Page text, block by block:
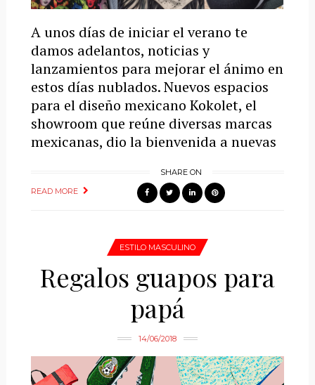
A unos días de iniciar el verano te
damos adelantos, noticias y
lanzamientos para mejorar el ánimo en
estos días nublados. Nuevos espacios
para el diseño mexicano Kokolet, el
showroom que reúne diversas marcas
mexicanas, dio la bienvenida a nuevas
READ MORE
SHARE ON
ESTILO MASCULINO
Regalos guapos para
papá
14/06/2018